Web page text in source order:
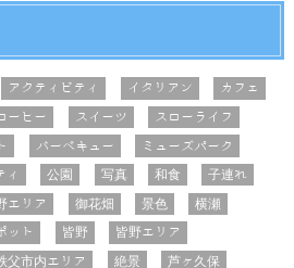
アクティビティ イタリアン
カフェ
ーヒー スイーツ
スローライフ
バーベキュー
ミューズパーク
ィ 公園 写真 和食
子連れ
エリア 御花畑 景色
横瀬
ット 皆野
皆野エリア
父市内エリア 絶景
芦ヶ久保